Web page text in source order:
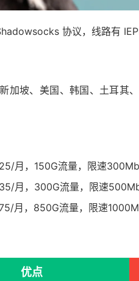
协议，线路有
加坡、美国、韩国、土耳其
月，150G流量，限速
月，300G流量，限速
月，850G流量，限速
优点